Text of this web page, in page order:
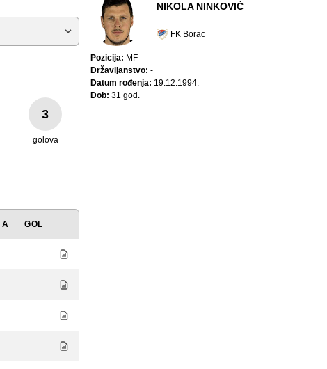
3
golova
A GOL
NIKOLA NINKOVIĆ
FK Borac
Pozicija: MF
Državljanstvo: -
Datum rođenja: 19.12.1994.
Dob: 31 god.